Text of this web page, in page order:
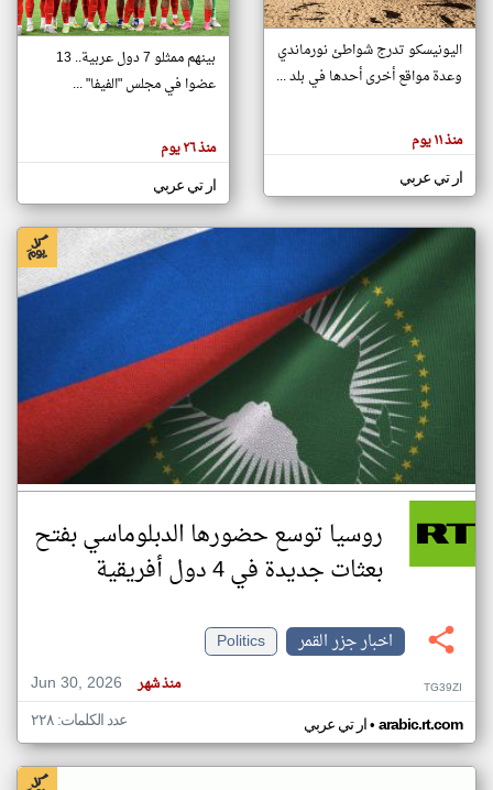
تغيير الدولة
اخبار جزر القمر على مدار الساعة
أهم اخبار جزر القمر العاجلة والمباشرة
هنا عن
وجهة
كاتبيها.
اليونيسكو تدرج شواطئ نورماندي
وعدة مواقع أخرى أحدها في بلد ...
منذ ١١ يوم
ار تي عربي
بينهم ممثلو 7 دول عربية.. 13
عضوا في مجلس "الفيفا" ...
منذ ٢٦ يوم
ار تي عربي
روسيا توسع حضورها الدبلوماسي بفتح
بعثات جديدة في 4 دول أفريقية
اخبار جزر القمر
Politics
Jun 30, 2026
منذ شهر TG39ZI
ار تي عربي• arabic.rt.com عدد الكلمات: ٢٢٨
klyoum.com